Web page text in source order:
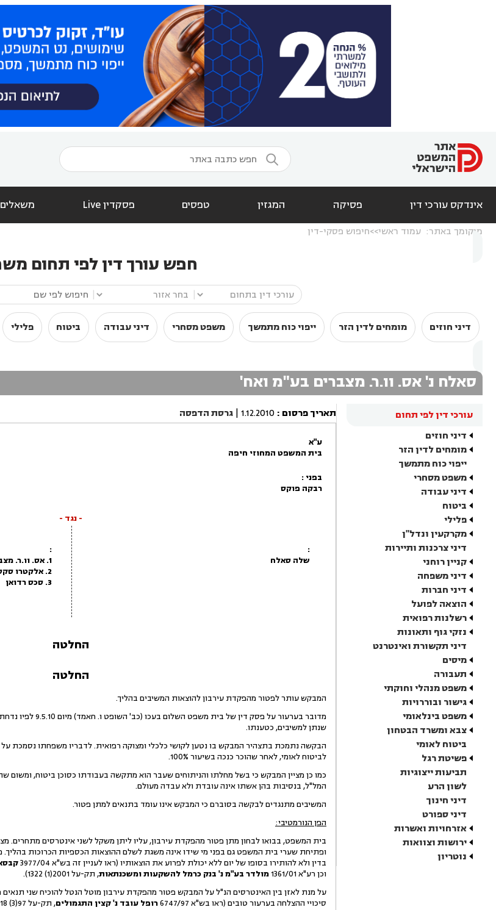

אינדקס עורכי דין פסיקה המגזין טפסים פסקדין Live משאלים
מיקומך באתר: עמוד ראשי חיפוש פסקי-דין
חפש עורך דין לפי תחום
דיני חוזים מומחים לדין הזר ייפוי כוח מתמשך משפט מסחרי דיני עבודה ביטוח פלילי
סאלח נ' אס. וו.ר. מצברים בע"מ ואח'
עורכי דין לפי תחום
דיני חוזים
מומחים לדין הזר
ייפוי כוח מתמשך
משפט מסחרי
דיני עבודה
ביטוח
פלילי
מקרקעין ונדל"ן
דיני צרכנות ותיירות
קניין רוחני
דיני משפחה
דיני חברות
הוצאה לפועל
רשלנות רפואית
נזקי גוף ותאונות
דיני תקשורת ואינטרנט
מיסים
תעבורה
משפט מנהלי וחוקתי
גישור ובוררויות
משפט בינלאומי
צבא ומשרד הבטחון
ביטוח לאומי
פשיטת רגל
תביעות ייצוגיות
לשון הרע
דיני חינוך
דיני ספורט
אזרחויות ואשרות
ירושות וצוואות
נוטריון
תאריך פרסום :
1.12.2010
| גרסת הדפסה
ע"א
בית המשפט המחוזי חיפה
בפני :
רבקה פוקס
- נגד -
:
שלה סאלח
:
1. אס. וו.ר. מצברים בע"מ
2. אלקטרו סקס (1985) בע"מ
3. סכס רדואן
החלטה
החלטה
המבקש עותר לפטור מהפקדת עירבון להוצאות המשיבים בהליך.
שנתן למשיבים, כטענתו.
לביטוח לאומי, לאחר שהוכר כנכה בשיעור 100%.
כמו כן מציין המבקש כי בשל מחלתו והניתוחים שעבר הוא מתקשה בעבודתו כסוכן ביטוח,
המל"ל, בנסיבות בהן אשתו אינה עובדת ולא עבדה מעולם.
המשיבים מתנגדים לבקשה בסוברם כי המבקש אינו עומד בתנאים למתן פטור.
הפן הנורמטיבי:
בית המשפט, בבואו לבחון מתן פטור מהפקדת עירבון, עליו ליתן משקל לשני אינטרסים מתחרים.
ופתיחת שערי בית המשפט גם בפני מי שידו אינה משגת לשלם ההוצאות הכספיות הכרוכות
בדין ולא להותירו בסופו של יום ללא יכולת לפרוע את הוצאותיו (ראו לעניין זה בש"א 3977/04
וכן רע"א 1361/01
מולדר בע"מ נ' בנק כרמל להשקעות ומשכנתאות, תק-על 2001(1) 1322).
על מנת לאזן בין האינטרסים הנ"ל על המבקש פטור מהפקדת עירבון מוטל הנטל להוכיח שני
סיכויי ההצלחה בערעור טובים (ראו בש"א 6747/97
רופל עובד נ' קצין התגמולים, תק-על 97(3) 518, בש"א 329/90